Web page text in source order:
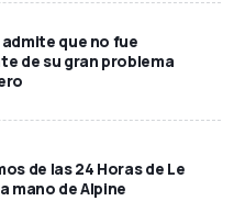
admite que no fue
de su gran problema
de las 24 Horas de Le
mano de Alpine